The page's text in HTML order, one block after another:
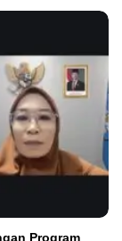
Program